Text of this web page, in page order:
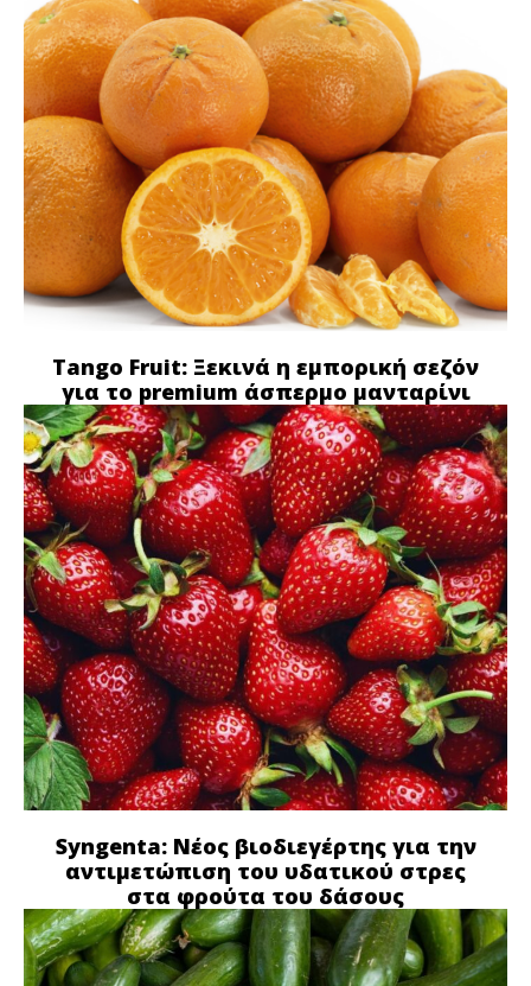
Tango Fruit: Ξεκινά η εμπορική σεζόν
για το premium άσπερμο μανταρίνι
Syngenta: Νέος βιοδιεγέρτης για την
αντιμετώπιση του υδατικού στρες
στα φρούτα του δάσους